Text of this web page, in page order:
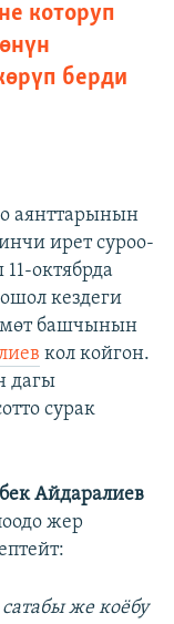
которуп
берди
аянттарынын
ирет суроо-
октябрда
кездеги
башчынын
кол койгон.
дагы
сурак
Айдаралиев
жер
же коёбу